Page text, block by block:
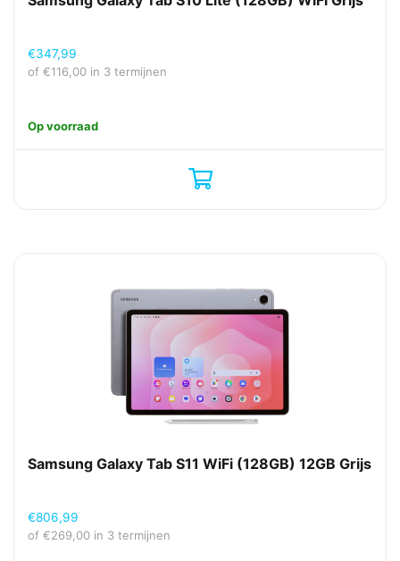
€347,99
of €116,00 in 3 termijnen
Op voorraad
Samsung Galaxy Tab S11 WiFi (128GB) 12GB Grijs
€806,99
of €269,00 in 3 termijnen